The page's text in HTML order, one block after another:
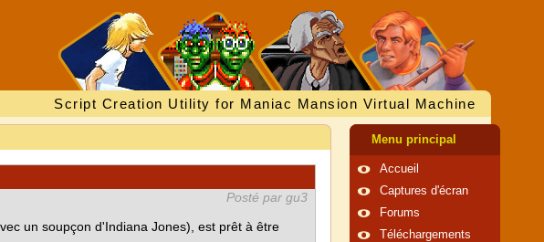
Script Creation Utility for Maniac Mansion Virtual Machine
Posté par gu3
un soupçon d'Indiana Jones), est prêt à être
Menu principal
Accueil
Captures d'écran
Forums
Téléchargements